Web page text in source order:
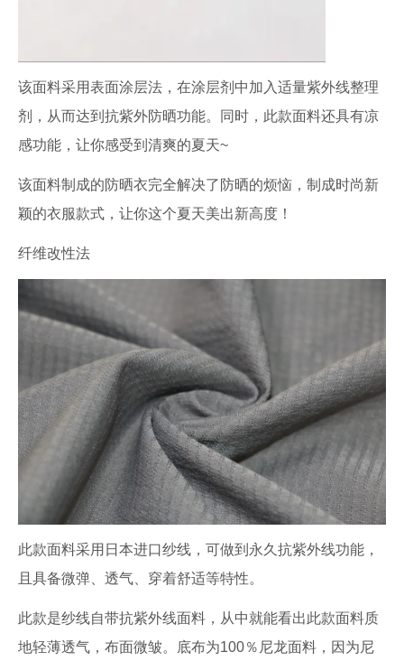
该面料采用表面涂层法，在涂层剂中加入适量紫外线整理
剂，从而达到抗紫外防晒功能。同时，此款面料还具有凉
感功能，让你感受到清爽的夏天~
该面料制成的防晒衣完全解决了防晒的烦恼，制成时尚新
颖的衣服款式，让你这个夏天美出新高度！
纤维改性法
此款面料采用日本进口纱线，可做到永久抗紫外线功能，
且具备微弹、透气、穿着舒适等特性。
此款是纱线自带抗紫外线面料，从中就能看出此款面料质
地轻薄透气，布面微皱。底布为100％尼龙面料，因为尼